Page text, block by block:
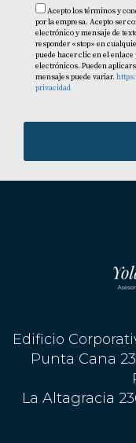
Acepto los términos y
por la empresa. Acepto ser
electrónico y mensaje de
responder «stop» en
puede hacer clic en el
electrónicos. Pueden
mensajes puede variar.
privacidad
Edificio
Punta Cana
La Altagracia